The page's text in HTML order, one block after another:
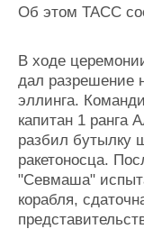
Работа
Журнал
Реклама
Конференции
Выставки и
Личности
Словарь
Об этом ТАСС
В ходе
дал разрешение
эллинга.
капитан 1 ранга
разбил бутылку
ракетоносца.
"Севмаша"
корабля,